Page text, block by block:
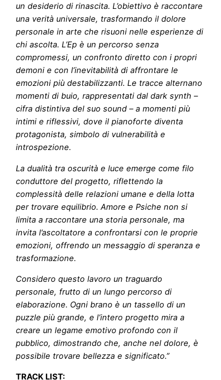
un desiderio di rinascita. L’obiettivo è raccontare
una verità universale, trasformando il dolore
personale in arte che risuoni nelle esperienze di
chi ascolta. L’Ep è un percorso senza
compromessi, un confronto diretto con i propri
demoni e con l’inevitabilità di affrontare le
emozioni più destabilizzanti. Le tracce alternano
momenti di buio, rappresentati dal dark synth –
cifra distintiva del suo sound – a momenti più
intimi e riflessivi, dove il pianoforte diventa
protagonista, simbolo di vulnerabilità e
introspezione.
La dualità tra oscurità e luce emerge come filo
conduttore del progetto, riflettendo la
complessità delle relazioni umane e della lotta
per trovare equilibrio. Amore e Psiche non si
limita a raccontare una storia personale, ma
invita l’ascoltatore a confrontarsi con le proprie
emozioni, offrendo un messaggio di speranza e
trasformazione.
Considero questo lavoro un traguardo
personale, frutto di un lungo percorso di
elaborazione. Ogni brano è un tassello di un
puzzle più grande, e l’intero progetto mira a
creare un legame emotivo profondo con il
pubblico, dimostrando che, anche nel dolore, è
possibile trovare bellezza e significato.”
TRACK LIST: